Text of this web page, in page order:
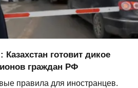
готовит дикое
граждан РФ
правила для иностранцев.